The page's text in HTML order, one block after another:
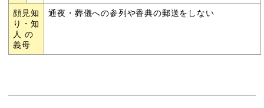
顔見知
り・知
人 の
義母
通夜・葬儀への参列や香典の郵送をしない